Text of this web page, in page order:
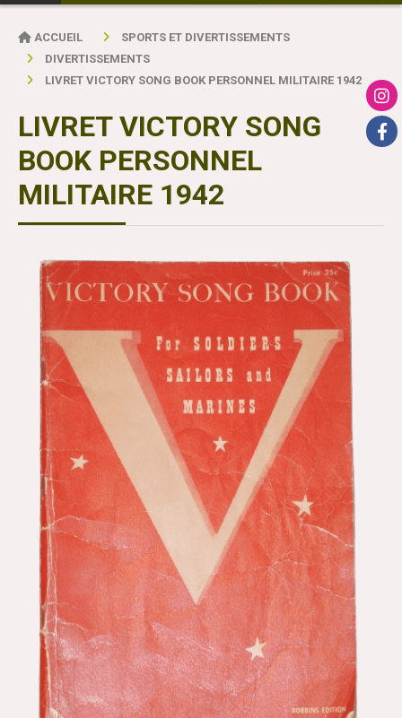
ACCUEIL
SPORTS ET DIVERTISSEMENTS
DIVERTISSEMENTS
LIVRET VICTORY SONG BOOK PERSONNEL MILITAIRE 1942
LIVRET VICTORY SONG
BOOK PERSONNEL
MILITAIRE 1942